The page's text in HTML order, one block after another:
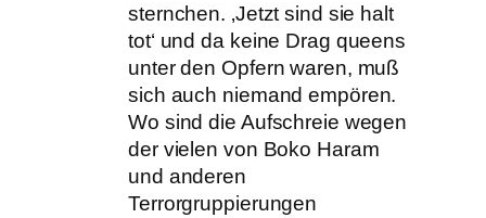
sternchen. ‚Jetzt sind sie halt
tot‘ und da keine Drag queens
unter den Opfern waren, muß
sich auch niemand empören.
Wo sind die Aufschreie wegen
der vielen von Boko Haram
und anderen
Terrorgruppierungen